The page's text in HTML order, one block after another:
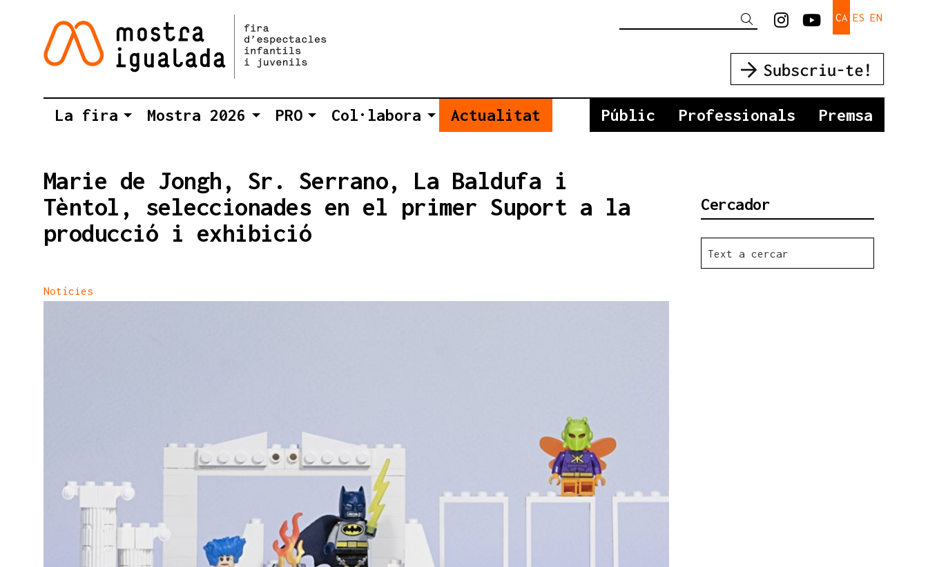
CA ES EN
Link a instagram
Link a
Cercar
La fira Mostra 2026 PRO Col·labora Actualitat Públic Professionals Premsa
Marie de Jongh, Sr. Serrano, La Baldufa i
Tèntol, seleccionades en el primer Suport a la
producció i exhibició
Notícies
Cercador